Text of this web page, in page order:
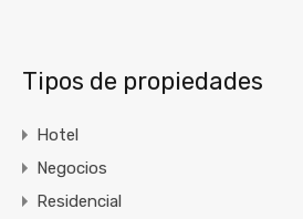
Tipos de propiedades
Hotel
Negocios
Residencial